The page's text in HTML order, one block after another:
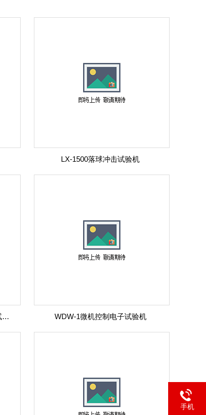
LX-1500落球冲击试验机
BA-BZY-D020电脑控制包装抗压试验机 WDW-1微机控制电子试验机
手机